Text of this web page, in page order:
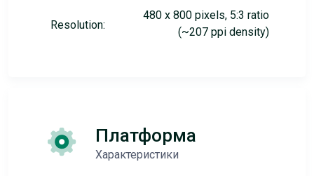
Resolution:
480 x 800 pixels, 5:3 ratio
(~207 ppi density)
Платформа
Характеристики